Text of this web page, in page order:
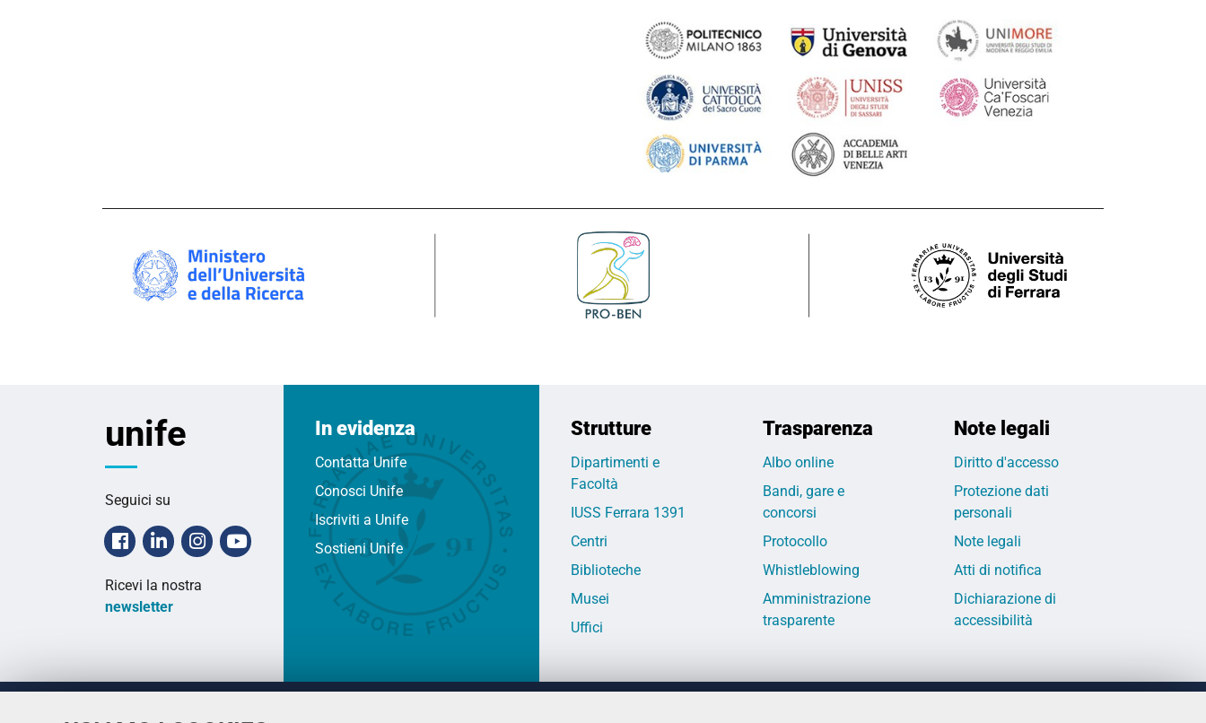
unife
Seguici su
Facebook
LinkedinInstagramYoutube
Ricevi la nostra
newsletter
In evidenza
Contatta Unife
Conosci Unife
Iscriviti a Unife
Sostieni Unife
Strutture
Dipartimenti e
Facoltà
IUSS Ferrara 1391
Centri
Biblioteche
Musei
Uffici
Trasparenza
Albo online
Bandi, gare e
concorsi
Protocollo
Whistleblowing
Amministrazione
trasparente
Note legali
Diritto d'accesso
Protezione dati
personali
Note legali
Atti di notifica
Dichiarazione di
accessibilità